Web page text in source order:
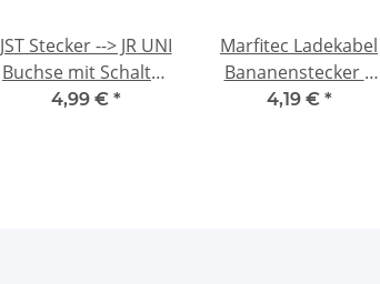
JST Stecker --> JR UNI
Buchse mit Schalter
Servokabel
4,99 € *
Marfitec Ladekabel
Bananenstecker 4
mm -> EC3 Stecker
4,19 € *